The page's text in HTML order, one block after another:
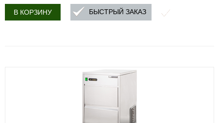
В КОРЗИНУ БЫСТРЫЙ ЗАКАЗ